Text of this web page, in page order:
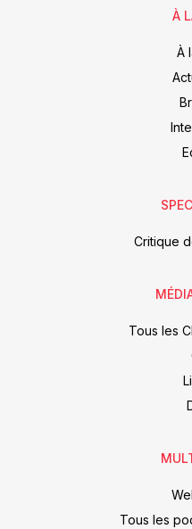
À
À
Critique
Tous les
Tous les